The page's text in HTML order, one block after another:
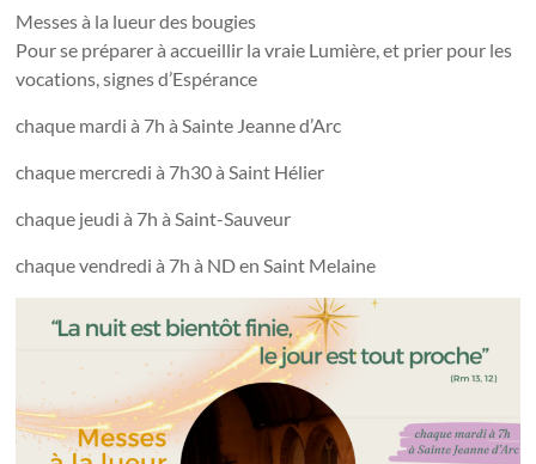
Messes à la lueur des bougies
Pour se préparer à accueillir la vraie Lumière, et prier pour les
vocations, signes d’Espérance
chaque mardi à 7h à Sainte Jeanne d’Arc
chaque mercredi à 7h30 à Saint Hélier
chaque jeudi à 7h à Saint-Sauveur
chaque vendredi à 7h à ND en Saint Melaine